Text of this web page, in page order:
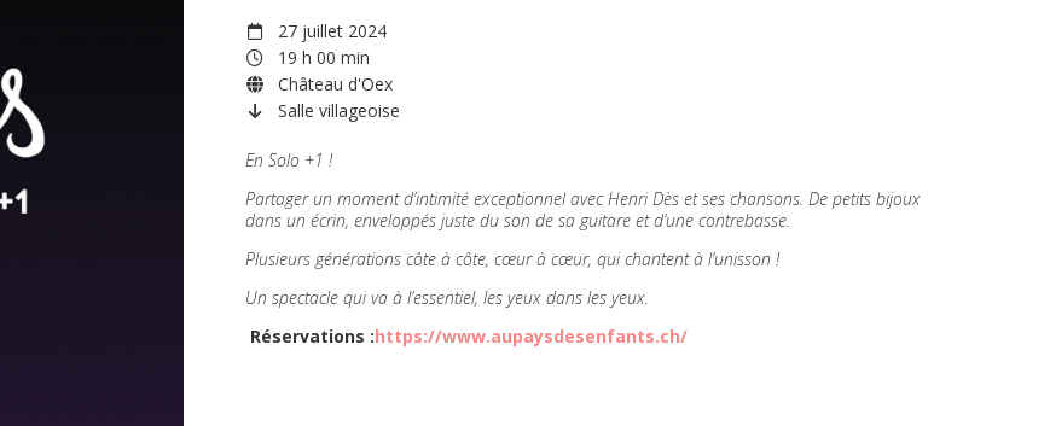
27 juillet 2024
19 h 00 min
Château d'Oex
Salle villageoise
En Solo +1 !
Partager un moment d’intimité exceptionnel avec Henri Dès et ses chansons. De petits bijoux
dans un écrin, enveloppés juste du son de sa guitare et d’une contrebasse.
Plusieurs générations côte à côte, cœur à cœur, qui chantent à l’unisson !
Un spectacle qui va à l’essentiel, les yeux dans les yeux.
Réservations :https://www.aupaysdesenfants.ch/